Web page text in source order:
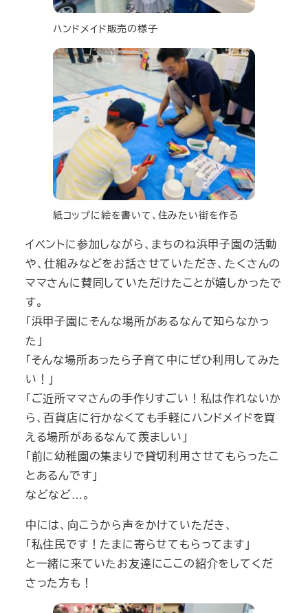
ハンドメイド販売の様子
紙コップに絵を書いて、住みたい街を作る
イベントに参加しながら、まちのね浜甲子園の活動
や、仕組みなどをお話させていただき、たくさんの
ママさんに賛同していただけたことが嬉しかったで
す。
「浜甲子園にそんな場所があるなんて知らなかっ
た」
「そんな場所あったら子育て中にぜひ利用してみた
い！」
「ご近所ママさんの手作りすごい！私は作れないか
ら、百貨店に行かなくても手軽にハンドメイドを買
える場所があるなんて羨ましい」
「前に幼稚園の集まりで貸切利用させてもらったこ
とあるんです」
などなど…。
中には、向こうから声をかけていただき、
「私住民です！たまに寄らせてもらってます」
と一緒に来ていたお友達にここの紹介をしてくだ
さった方も！